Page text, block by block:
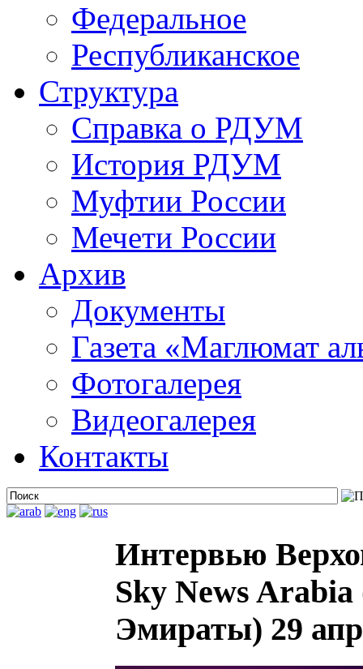
Федеральное
Республиканское
Структура
Справка о РДУМ
История РДУМ
Муфтии России
Мечети России
Архив
Документы
Газета «Маглюмат
Фотогалерея
Видеогалерея
Контакты
Интервью
Sky News
Эмираты) 29